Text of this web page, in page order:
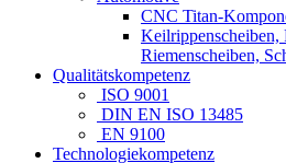
CNC Titan-
Keilrippenscheiben,
Riemenscheiben,
Qualitätskompetenz
ISO 9001
DIN EN ISO 13485
EN 9100
Technologiekompetenz